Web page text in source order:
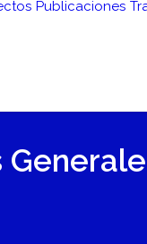
Publicaciones